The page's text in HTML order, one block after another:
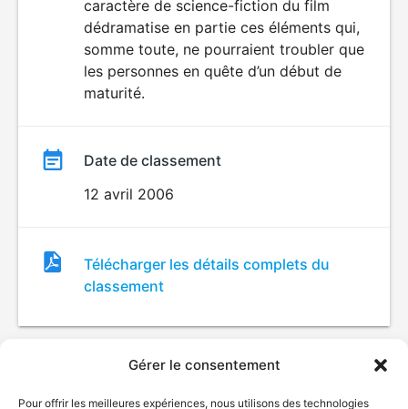
Gérer le consentement
Pour offrir les meilleures expériences, nous utilisons des technologies
caractère de science-fiction du film
dédramatise en partie ces éléments qui,
somme toute, ne pourraient troubler que
les personnes en quête d’un début de
maturité.
Date de classement
12 avril 2006
Fichier
de
classement
Télécharger les détails complets du
classement